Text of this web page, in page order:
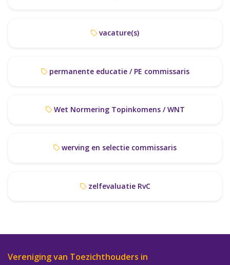
vacature(s)
permanente educatie / PE commissaris
Wet Normering Topinkomens / WNT
werving en selectie commissaris
zelfevaluatie RvC
Vereniging van Toezichthouders in